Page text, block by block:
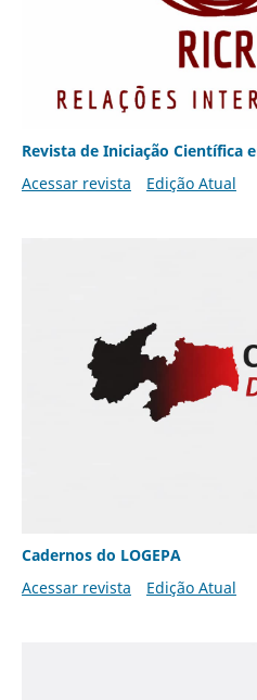
Revista de Iniciação Científica
Acessar revista
Edição Atual
Cadernos do LOGEPA
Acessar revista
Edição Atual